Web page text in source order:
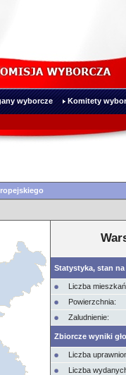
wyborcze Komitety
Statystyka, stan na
Liczba
Powierzchnia:
Zaludnienie:
Zbiorcze wyniki
Liczba
Liczba